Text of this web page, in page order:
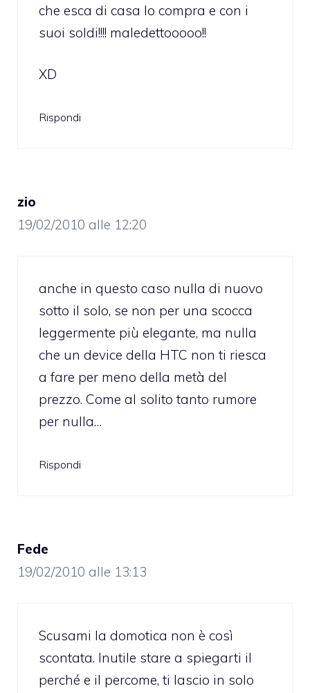
che esca di casa lo compra e con i
suoi soldi!!!! maledettooooo!!
XD
Rispondi
zio
19/02/2010 alle 12:20
anche in questo caso nulla di nuovo
sotto il solo, se non per una scocca
leggermente più elegante, ma nulla
che un device della HTC non ti riesca
a fare per meno della metà del
prezzo. Come al solito tanto rumore
per nulla…
Rispondi
Fede
19/02/2010 alle 13:13
Scusami la domotica non è così
scontata. Inutile stare a spiegarti il
perché e il percome, ti lascio in solo